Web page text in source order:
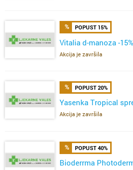
POPUST 15%
Vitalia d-manoza -15%
Akcija je završila
POPUST 20%
Yasenka Tropical
Akcija je završila
POPUST 40%
Bioderrma